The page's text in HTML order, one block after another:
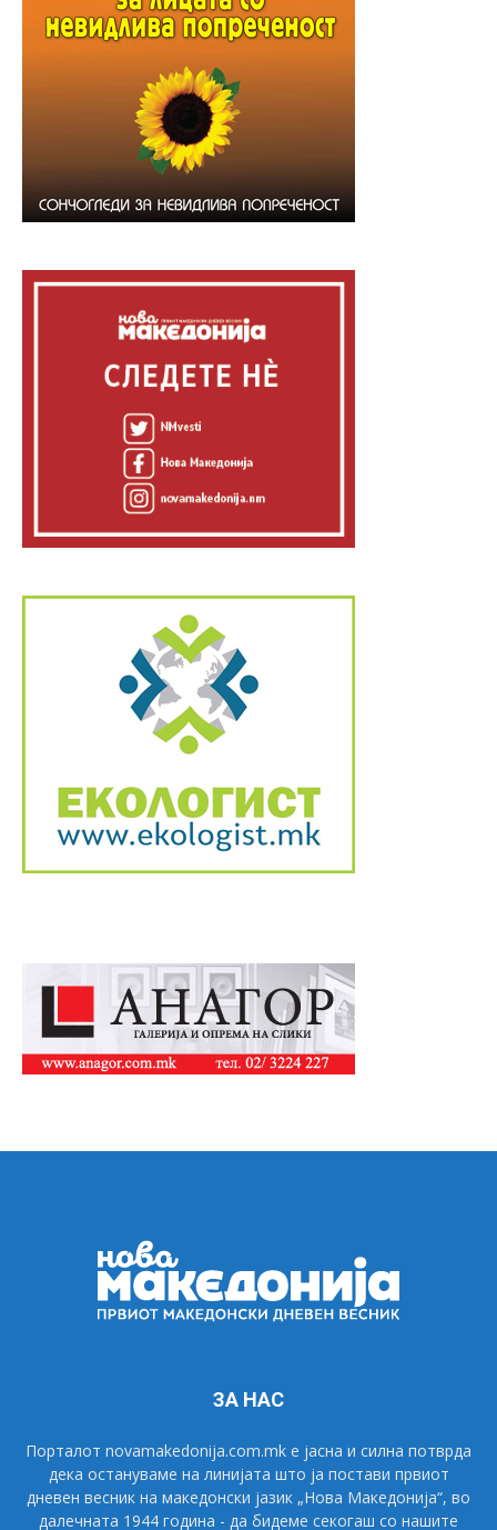
ЗА НАС
Порталот novamakedonija.com.mk е јасна и силна потврда
дека остануваме на линијата што ја постави првиот
дневен весник на македонски јазик „Нова Македонија“, во
далечната 1944 година - да бидеме секогаш со нашите